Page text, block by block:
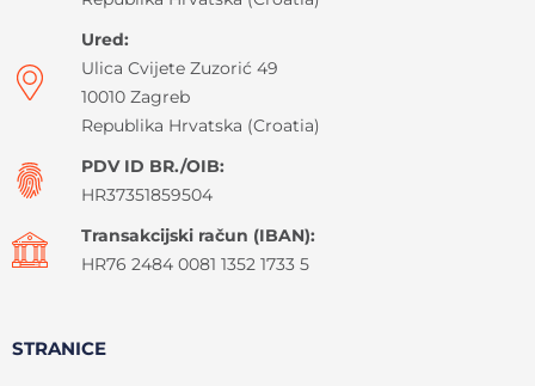
Ured:
Ulica Cvijete Zuzorić 49
10010 Zagreb
Republika Hrvatska (Croatia)
PDV ID BR./OIB:
HR37351859504
Transakcijski račun (IBAN):
HR76 2484 0081 1352 1733 5
STRANICE